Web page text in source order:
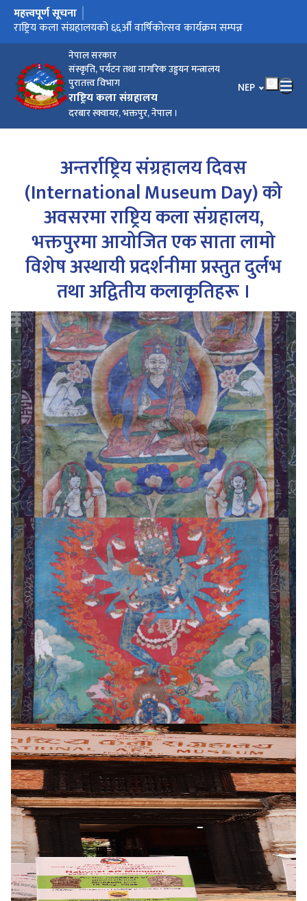
नेपाल सरकार
संस्कृति, पर्यटन तथा नागरिक उड्डयन मन्त्रालय
पुरातत्त्व विभाग
राष्ट्रिय कला संग्रहालय
दरबार स्क्वायर, भक्तपुर, नेपाल ।
भाषा चयन गर्नुहोस्
NEP
मुख्य नेभिगेसनमा जानुहोस्
महत्त्वपूर्ण सूचना
भक्तपुर दरबार क्षेत्र पुनः आफ्नो ऐतिहासिक स्वरूपमा फर्कँदै
राष्ट्रिय कला संग्रहालयको ६६औँ वार्षिकोत्सव कार्यक्रम सम्पन्न
अन्तर्राष्ट्रिय संग्रहालय दिवस
(International Museum Day) को
अवसरमा राष्ट्रिय कला संग्रहालय,
भक्तपुरमा आयोजित एक साता लामो
विशेष अस्थायी प्रदर्शनीमा प्रस्तुत दुर्लभ
तथा अद्वितीय कलाकृतिहरू ।